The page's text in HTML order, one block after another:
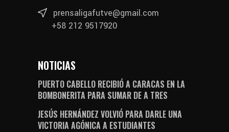
prensaligafutve@gmail.com
+58 212 9517920
NOTICIAS
PUERTO CABELLO RECIBIÓ A CARACAS EN LA
BOMBONERITA PARA SUMAR DE A TRES
JESÚS HERNÁNDEZ VOLVIÓ PARA DARLE UNA
VICTORIA AGÓNICA A ESTUDIANTES